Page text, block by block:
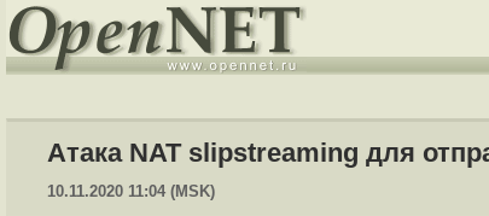
Атака NAT slipstreaming для
10.11.2020 11:04 (MSK)